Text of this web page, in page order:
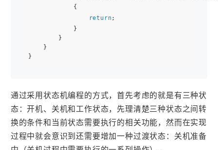
{
return;
}
}
}
通过采用状态机编程的方式，首先考虑的就是有三种状
态：开机、关机和工作状态，先理清楚三种状态之间转
换的条件和当前状态需要执行的相关功能，然而在实现
过程中就会意识到还需要增加一种过渡状态：关机准备